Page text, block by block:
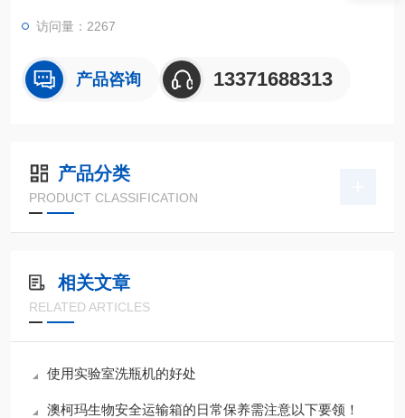
访问量：2267
产品咨询 13371688313
产品分类
PRODUCT CLASSIFICATION
相关文章
RELATED ARTICLES
使用实验室洗瓶机的好处
澳柯玛生物安全运输箱的日常保养需注意以下要领！